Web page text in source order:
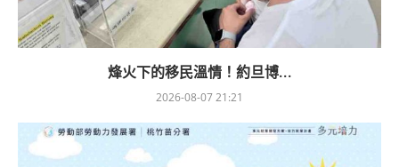
烽火下的移民溫情！約旦博...
2026-08-07 21:21